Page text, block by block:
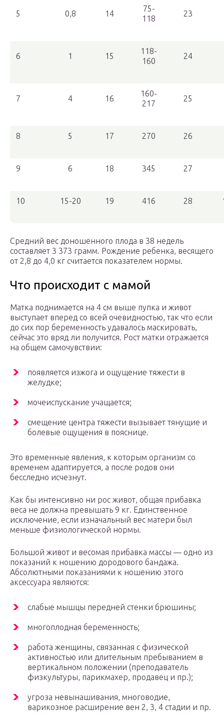
5 0,8 14
75-
118
23
6 1 15
118-
160
24
7 4 16
160-
217
25
8 5 17 270 26
9 6 18 345 27
10 15-20 19 416 28
Средний вес доношенного плода в 38 недель
составляет 3 373 грамм. Рождение ребенка, весящего
от 2,8 до 4,0 кг считается показателем нормы.
Что происходит с мамой
Матка поднимается на 4 см выше пупка и живот
выступает вперед со всей очевидностью, так что если
до сих пор беременность удавалось маскировать,
сейчас это вряд ли получится. Рост матки отражается
на общем самочувствии:
появляется изжога и ощущение тяжести в
желудке;
мочеиспускание учащается;
смещение центра тяжести вызывает тянущие и
болевые ощущения в пояснице.
Это временные явления, к которым организм со
временем адаптируется, а после родов они
бесследно исчезнут.
Как бы интенсивно ни рос живот, общая прибавка
веса не должна превышать 9 кг. Единственное
исключение, если изначальный вес матери был
меньше физиологической нормы.
Большой живот и весомая прибавка массы — одно из
показаний к ношению дородового бандажа.
Абсолютными показаниями к ношению этого
аксессуара являются:
слабые мышцы передней стенки брюшины;
многоплодная беременность;
работа женщины, связанная с физической
активностью или длительным пребыванием в
вертикальном положении (преподаватель
физкультуры, парикмахер, продавец и пр.);
угроза невынашивания, многоводие,
варикозное расширение вен 2, 3, 4 стадии и пр.